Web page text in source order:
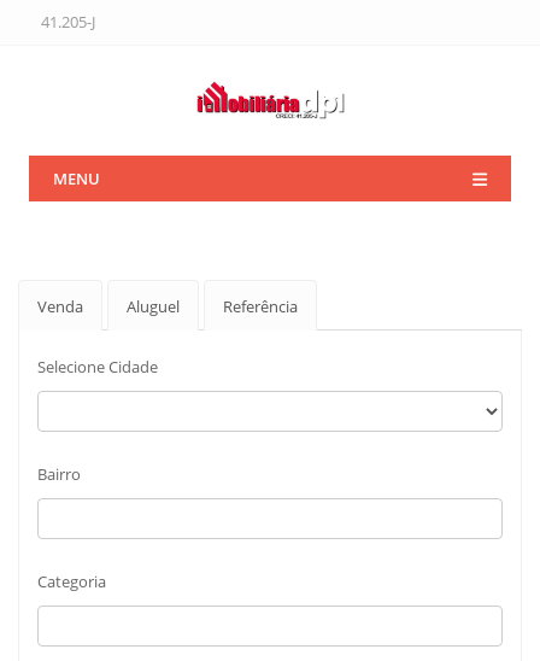
41.205-J
MENU
Venda Aluguel Referência
Selecione Cidade
Bairro
Categoria